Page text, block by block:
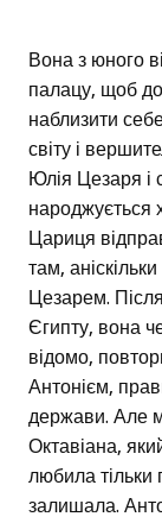
Вона з юного
палацу, щоб
наблизити
світу і
Юлія Цезаря і
народжується
Цариця
там,
Цезарем.
Єгипту, вона
відомо,
Антонієм,
держави. Але
Октавіана,
любила
залишала.